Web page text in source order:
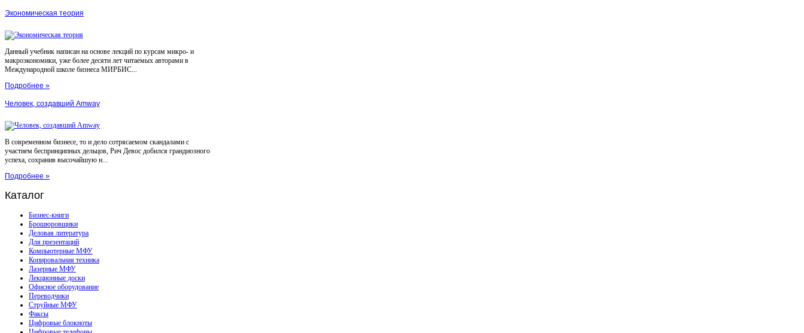
Экономическая теория
Данный учебник написан на основе лекций по курсам микро- и
макроэкономики, уже более десяти лет читаемых авторами в
Международной школе бизнеса МИРБИС...
Подробнее »
Человек, создавший Amway
В современном бизнесе, то и дело сотрясаемом скандалами с
участием беспринципных дельцов, Рич Девос добился грандиозного
успеха, сохранив высочайшую н...
Подробнее »
Каталог
Бизнес-книги
Брошюровщики
Деловая литература
Для презентаций
Компьютерные МФУ
Копировальная техника
Лазерные МФУ
Лекционные доски
Офисное оборудование
Переводчики
Струйные МФУ
Факсы
Цифровые блокноты